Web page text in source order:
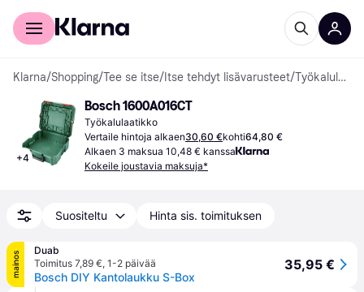
Kuluttajille
Klarna/Shopping/Tee se itse/ Itse tehdyt lisävarusteet/ Työkalulaatikot
+4
Bosch 1600A016CT
Työkalulaatikko
Vertaile hintoja alkaen30,60 €kohti64,80 €
Alkaen 3 maksua 10,48 € kanssa
Kokeile joustavia maksuja*
Suositeltu Hinta sis. toimituksen
mainos
Duab
Toimitus 7,89 €, 1-2 päivää
Bosch DIY Kantolaukku S-Box
35,95 €